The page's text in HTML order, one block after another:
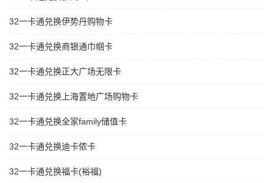
32一卡通兑换伊势丹购物卡
32一卡通兑换商银通巾帼卡
32一卡通兑换正大广场无限卡
32一卡通兑换上海置地广场购物卡
32一卡通兑换全家family储值卡
32一卡通兑换迪卡侬卡
32一卡通兑换福卡(裕福)